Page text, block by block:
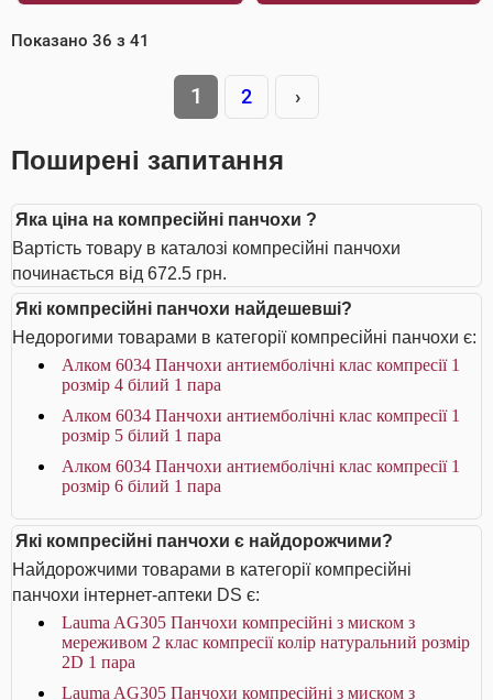
Показано 36 з 41
1 2 ›
Поширені запитання
Яка ціна на компресійні панчохи ?
Вартість товару в каталозі компресійні панчохи
починається від 672.5 грн.
Які компресійні панчохи найдешевші?
Недорогими товарами в категорії компресійні панчохи є:
Алком 6034 Панчохи антиемболічні клас компресії 1
розмір 4 білий 1 пара
Алком 6034 Панчохи антиемболічні клас компресії 1
розмір 5 білий 1 пара
Алком 6034 Панчохи антиемболічні клас компресії 1
розмір 6 білий 1 пара
Які компресійні панчохи є найдорожчими?
Найдорожчими товарами в категорії компресійні
панчохи інтернет-аптеки DS є:
Lauma AG305 Панчохи компресійні з миском з
мереживом 2 клас компресії колір натуральний розмір
2D 1 пара
Lauma AG305 Панчохи компресійні з миском з